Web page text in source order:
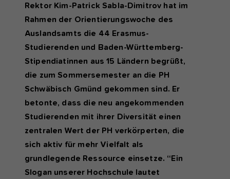
Rektor Kim-Patrick Sabla-Dimitrov hat im
Rahmen der Orientierungswoche des
Auslandsamts die 44 Erasmus-
Studierenden und Baden-Württemberg-
Stipendiatinnen aus 15 Ländern begrüßt,
die zum Sommersemester an die PH
Schwäbisch Gmünd gekommen sind. Er
betonte, dass die neu angekommenden
Studierenden mit ihrer Diversität einen
zentralen Wert der PH verkörperten, die
sich aktiv für mehr Vielfalt als
grundlegende Ressource einsetze. “Ein
Slogan unserer Hochschule lautet